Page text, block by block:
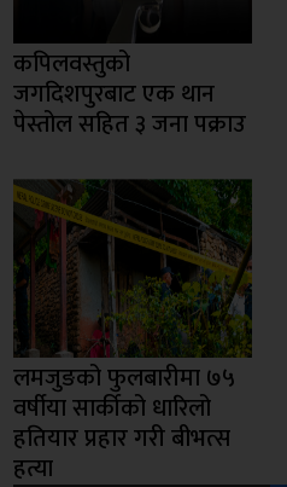
कपिलवस्तुको
जगदिशपुरबाट एक थान
पेस्तोल सहित ३ जना पक्राउ
लमजुङको फुलबारीमा ७५
वर्षीया सार्कीको धारिलो
हतियार प्रहार गरी बीभत्स
हत्या